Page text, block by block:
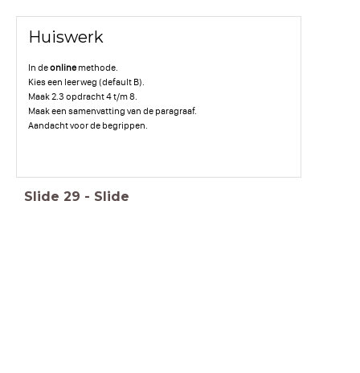
Huiswerk
In deonlinemethode.
Kies een leerweg (default B).
Maak 2.3 opdracht 4 t/m 8.
Maak een samenvatting van de paragraaf.
Aandacht voor de begrippen.
Slide 29 - Slide